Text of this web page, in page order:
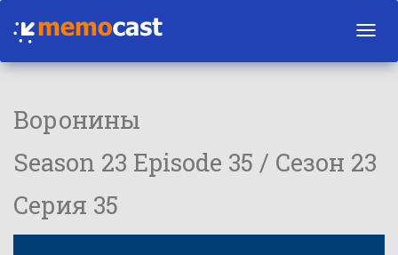
Воронины
Season 23 Episode 35 / Сезон 23
Серия 35